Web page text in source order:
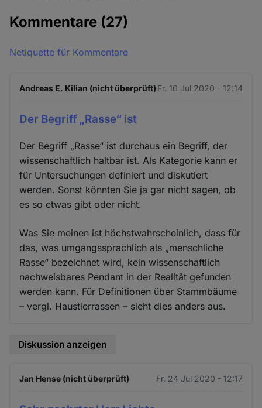
Kommentare (27)
Netiquette für Kommentare
Andreas E. Kilian (nicht überprüft) Fr. 10 Jul 2020 - 12:14
Der Begriff „Rasse“ ist
Der Begriff „Rasse“ ist durchaus ein Begriff, der
wissenschaftlich haltbar ist. Als Kategorie kann er
für Untersuchungen definiert und diskutiert
werden. Sonst könnten Sie ja gar nicht sagen, ob
es so etwas gibt oder nicht.
Was Sie meinen ist höchstwahrscheinlich, dass für
das, was umgangssprachlich als „menschliche
Rasse“ bezeichnet wird, kein wissenschaftlich
nachweisbares Pendant in der Realität gefunden
werden kann. Für Definitionen über Stammbäume
– vergl. Haustierrassen – sieht dies anders aus.
Diskussion anzeigen
Jan Hense (nicht überprüft) Fr. 24 Jul 2020 - 12:17